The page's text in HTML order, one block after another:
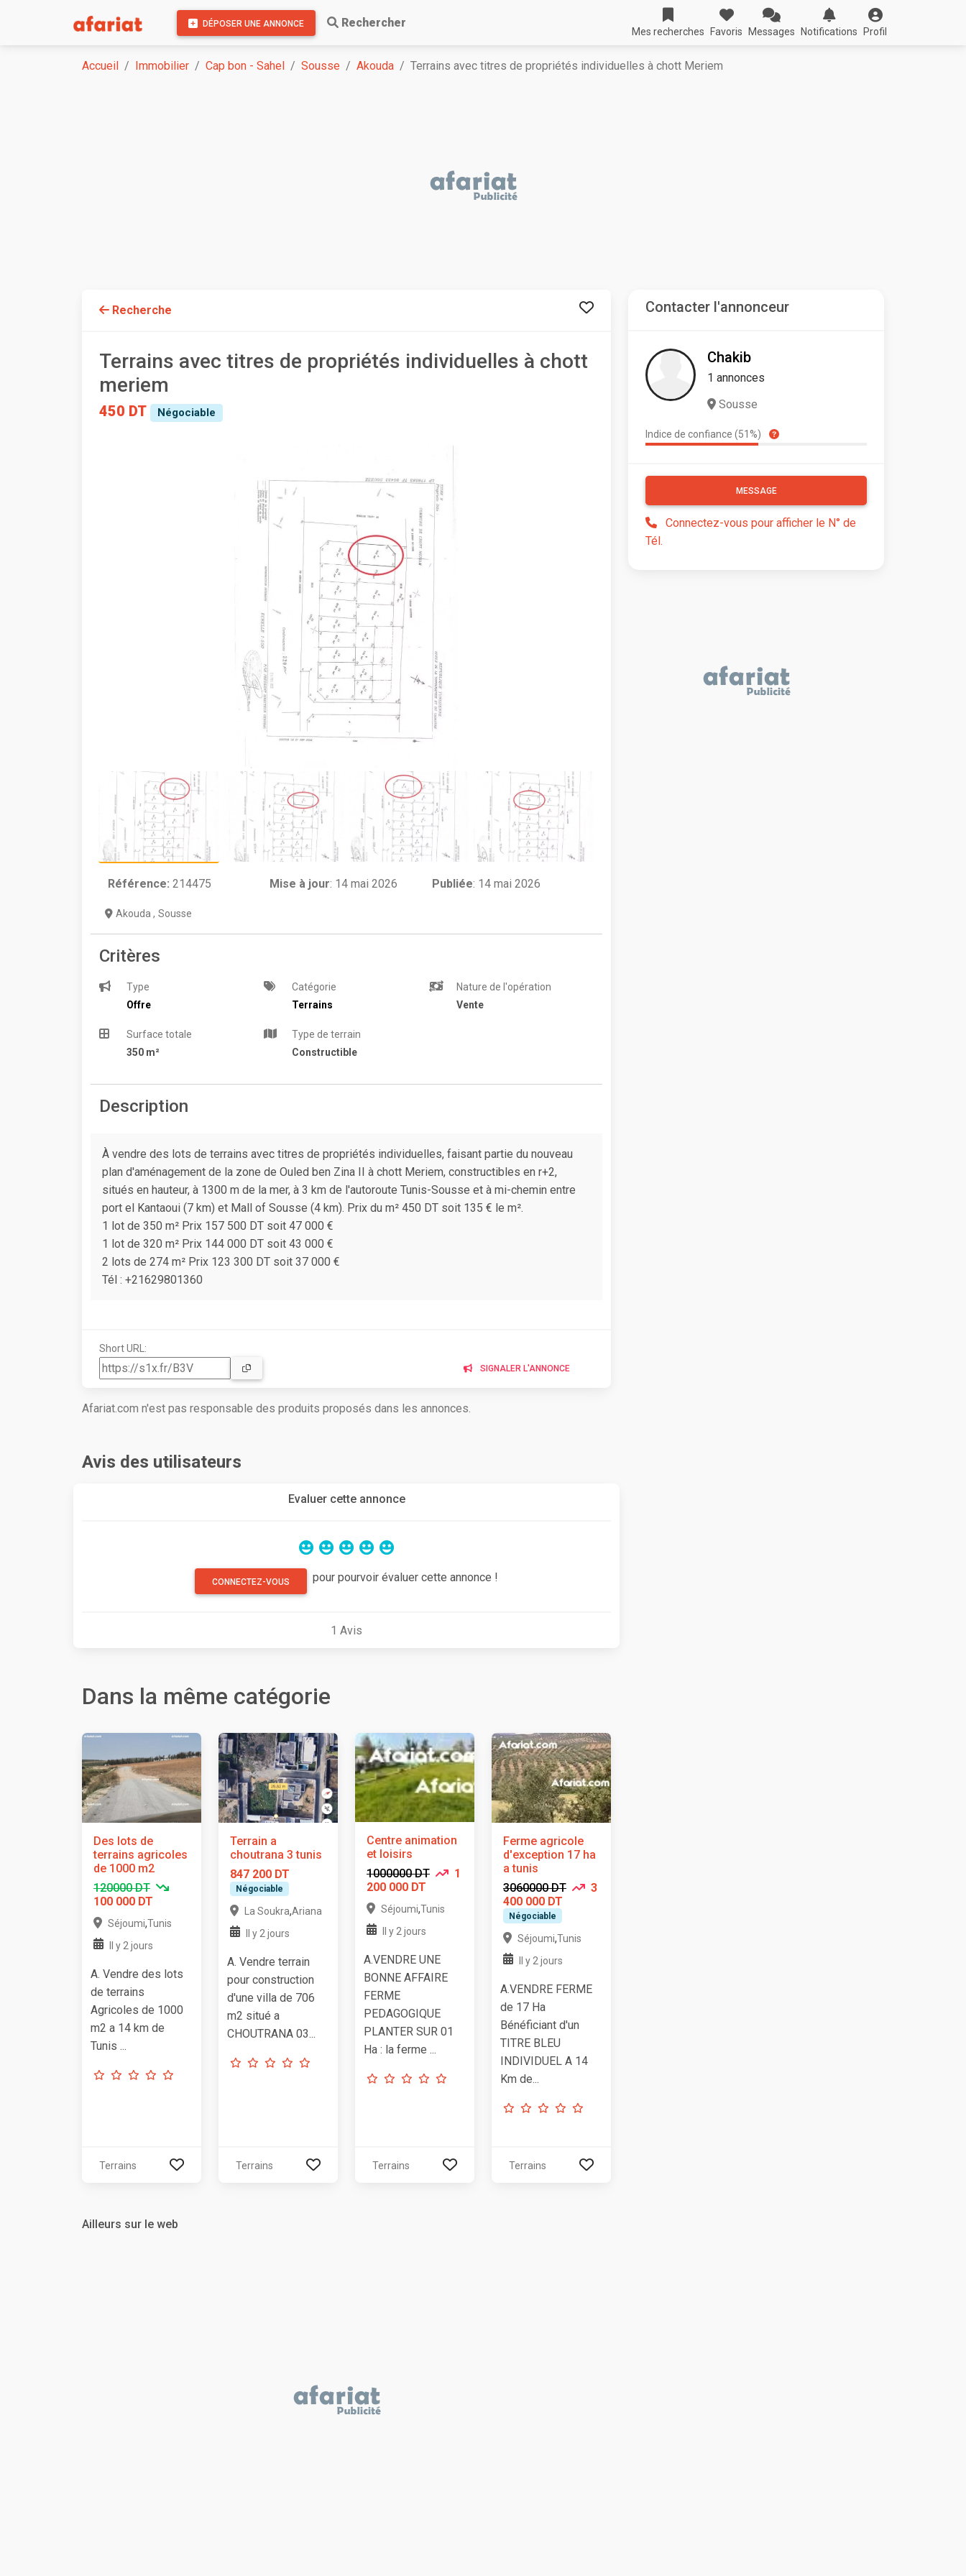
DÉPOSER UNE ANNONCE Rechercher
Mes recherches Favoris Messages Notifications Profil
Accueil Immobilier Cap bon - Sahel Sousse Akouda Terrains avec titres de propriétés individuelles à chott Meriem
Recherche
Terrains avec titres de propriétés individuelles à chott
meriem
450 DT Négociable
Référence: 214475 Mise à jour: 14 mai 2026 Publiée: 14 mai 2026
Akouda , Sousse
Critères
Type
Offre
Catégorie
Terrains
Nature de l'opération
Vente
Surface totale
350 m²
Type de terrain
Constructible
Description
À vendre des lots de terrains avec titres de propriétés individuelles, faisant partie du nouveau
plan d'aménagement de la zone de Ouled ben Zina II à chott Meriem, constructibles en r+2,
situés en hauteur, à 1300 m de la mer, à 3 km de l'autoroute Tunis-Sousse et à mi-chemin entre
port el Kantaoui (7 km) et Mall of Sousse (4 km). Prix du m² 450 DT soit 135 € le m².
1 lot de 350 m² Prix 157 500 DT soit 47 000 €
1 lot de 320 m² Prix 144 000 DT soit 43 000 €
2 lots de 274 m² Prix 123 300 DT soit 37 000 €
Tél : +21629801360
Short URL:
SIGNALER L'ANNONCE
Afariat.com n'est pas responsable des produits proposés dans les annonces.
Avis des utilisateurs
Evaluer cette annonce
CONNECTEZ-VOUS pour pourvoir évaluer cette annonce !
1 Avis
Dans la même catégorie
Des lots de
terrains agricoles
de 1000 m2
120000 DT
100 000 DT
Séjoumi,Tunis
Il y 2 jours
A. Vendre des lots
de terrains
Agricoles de 1000
m2 a 14 km de
Tunis ...
Terrains
Terrain a
choutrana 3 tunis
847 200 DT
Négociable
La Soukra,Ariana
Il y 2 jours
A. Vendre terrain
pour construction
d'une villa de 706
m2 situé a
CHOUTRANA 03...
Terrains
Centre animation
et loisirs
1000000 DT
1
200 000 DT
Séjoumi,Tunis
Il y 2 jours
A.VENDRE UNE
BONNE AFFAIRE
FERME
PEDAGOGIQUE
PLANTER SUR 01
Ha : la ferme ...
Terrains
Ferme agricole
d'exception 17 ha
a tunis
3060000 DT
3
400 000 DT
Négociable
Séjoumi,Tunis
Il y 2 jours
A.VENDRE FERME
de 17 Ha
Bénéficiant d'un
TITRE BLEU
INDIVIDUEL A 14
Km de...
Terrains
Ailleurs sur le web
Contacter l'annonceur
Chakib
1 annonces
Sousse
Indice de confiance (51%)
MESSAGE
Connectez-vous pour afficher le N° de
Tél.